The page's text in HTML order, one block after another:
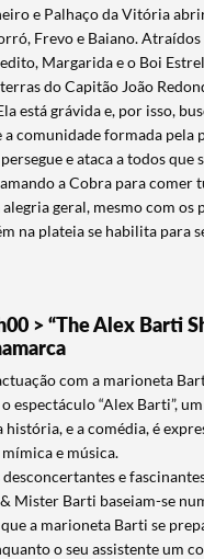
e Palhaço da Vitória
Frevo e Baiano. Atraídos
Margarida e o Boi
do Capitão João
está grávida e, por isso,
a comunidade formada pela
e ataca a todos que
a Cobra para comer
geral, mesmo com os
na plateia se habilita para
> “The Alex Barti
com a marioneta
espectáculo “Alex Barti”,
história, e a comédia, é
e música.
e
Mister Barti baseiam-se
a marioneta Barti se
o seu assistente um